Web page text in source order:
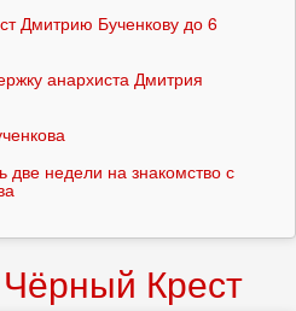
Дмитрию Бученкову до 6
анархиста Дмитрия
две недели на знакомство с
Крест